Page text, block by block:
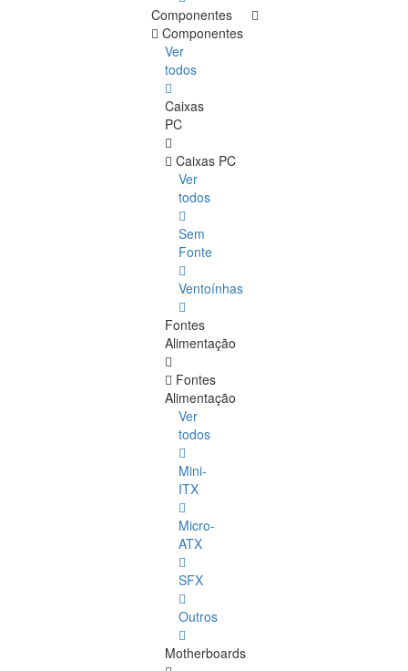
Componentes
Componentes
Ver
todos
Caixas
PC
Caixas PC
Ver
todos
Sem
Fonte
Ventoínhas
Fontes
Alimentação
Fontes
Alimentação
Ver
todos
Mini-
ITX
Micro-
ATX
SFX
Outros
Motherboards